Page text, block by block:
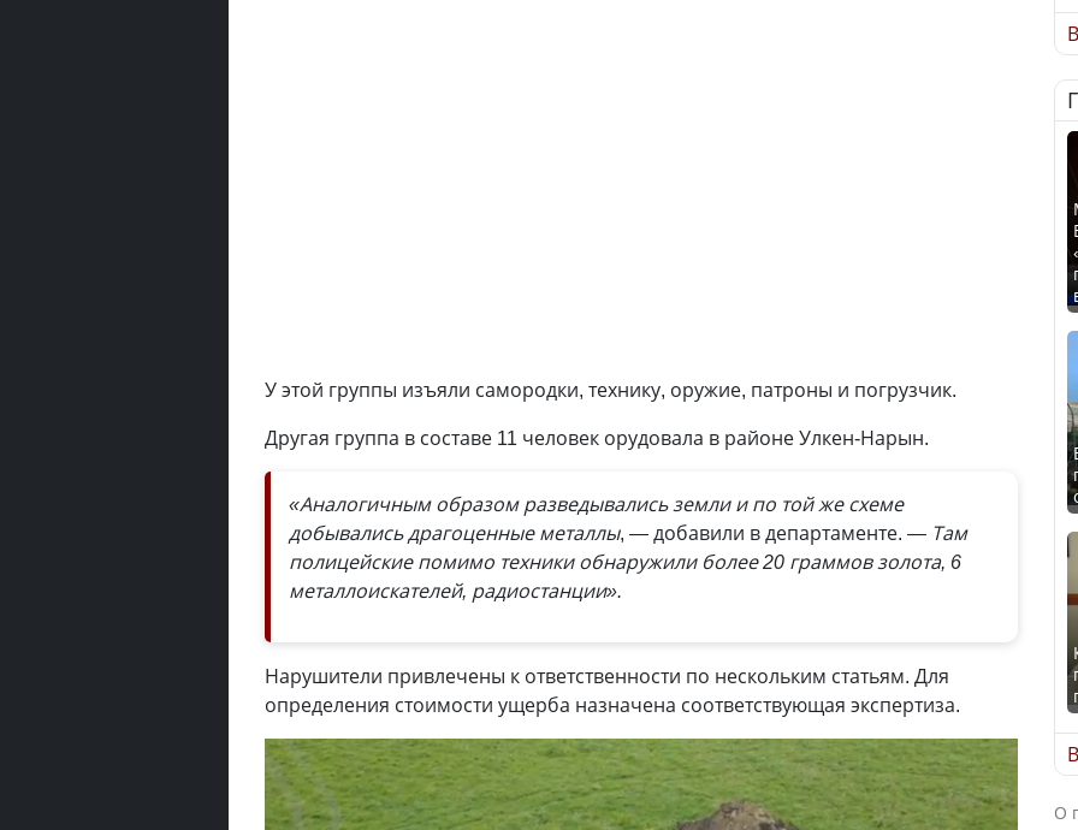
У этой группы изъяли самородки, технику, оружие, патроны и погрузчик.
Другая группа в составе 11 человек орудовала в районе Улкен-Нарын.
«Аналогичным образом разведывались земли и по той же схеме
добывались драгоценные металлы, — добавили в департаменте. — Там
полицейские помимо техники обнаружили более 20 граммов золота, 6
металлоискателей, радиостанции».
Нарушители привлечены к ответственности по нескольким статьям. Для
определения стоимости ущерба назначена соответствующая экспертиза.
О